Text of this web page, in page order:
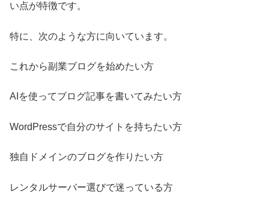
い点が特徴です。
特に、次のような方に向いています。
これから副業ブログを始めたい方
AIを使ってブログ記事を書いてみたい方
WordPressで自分のサイトを持ちたい方
独自ドメインのブログを作りたい方
レンタルサーバー選びで迷っている方